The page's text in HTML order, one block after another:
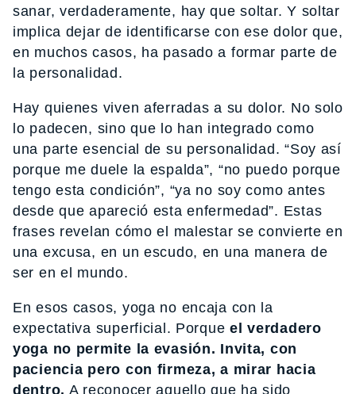
sanar, verdaderamente, hay que soltar. Y soltar
implica dejar de identificarse con ese dolor que,
en muchos casos, ha pasado a formar parte de
la personalidad.
Hay quienes viven aferradas a su dolor. No solo
lo padecen, sino que lo han integrado como
una parte esencial de su personalidad. “Soy así
porque me duele la espalda”, “no puedo porque
tengo esta condición”, “ya no soy como antes
desde que apareció esta enfermedad”. Estas
frases revelan cómo el malestar se convierte en
una excusa, en un escudo, en una manera de
ser en el mundo.
En esos casos, yoga no encaja con la
expectativa superficial. Porqueel verdadero
yoga no permite la evasión. Invita, con
paciencia pero con firmeza, a mirar hacia
dentro. A reconocer aquello que ha sido